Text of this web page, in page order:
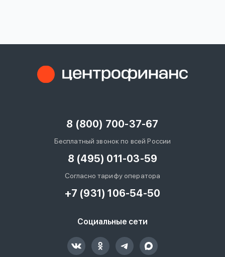
8 (800) 700-37-67
Бесплатный звонок по всей России
8 (495) 011-03-59
Согласно тарифу оператора
+7 (931) 106-54-50
Социальные сети
Войти под другим номером